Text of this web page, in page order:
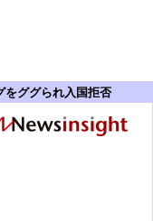
をググられ入国拒否